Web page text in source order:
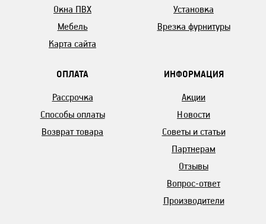
Окна ПВХ
Мебель
Карта сайта
Установка
Врезка фурнитуры
ОПЛАТА
Рассрочка
Способы оплаты
Возврат товара
ИНФОРМАЦИЯ
Акции
Новости
Советы и статьи
Партнерам
Отзывы
Вопрос-ответ
Производители